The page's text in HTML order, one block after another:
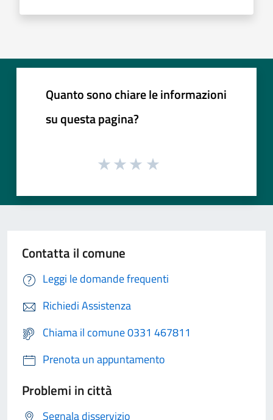
Quanto sono chiare le informazioni
su questa pagina?
Contatta il comune
Leggi le domande frequenti
Richiedi Assistenza
Chiama il comune 0331 467811
Prenota un appuntamento
Problemi in città
Segnala disservizio